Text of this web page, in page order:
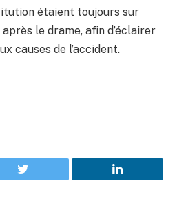
étaient toujours sur
le drame, afin d’éclairer
causes de l’accident.
Twitter LinkedIn